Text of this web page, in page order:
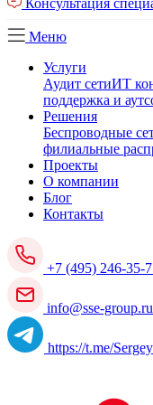
Меню
Услуги
Аудит сетиИТ
поддержка и
Решения
Беспроводные
филиальные
Проекты
О компании
Блог
Контакты
+7 (495) 246-35-
info@sse-group.ru
https://t.me/